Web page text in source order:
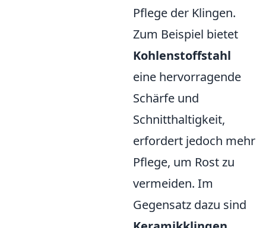
Pflege der Klingen.
Zum Beispiel bietet
Kohlenstoffstahl
eine hervorragende
Schärfe und
Schnitthaltigkeit,
erfordert jedoch mehr
Pflege, um Rost zu
vermeiden. Im
Gegensatz dazu sind